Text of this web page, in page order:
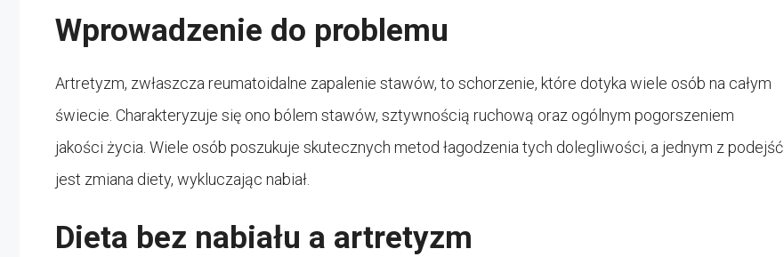
Wprowadzenie do problemu
Artretyzm, zwłaszcza reumatoidalne zapalenie stawów, to schorzenie, które dotyka wiele osób na całym
świecie. Charakteryzuje się ono bólem stawów, sztywnością ruchową oraz ogólnym pogorszeniem
jakości życia. Wiele osób poszukuje skutecznych metod łagodzenia tych dolegliwości, a jednym z podejść
jest zmiana diety, wykluczając nabiał.
Dieta bez nabiału a artretyzm